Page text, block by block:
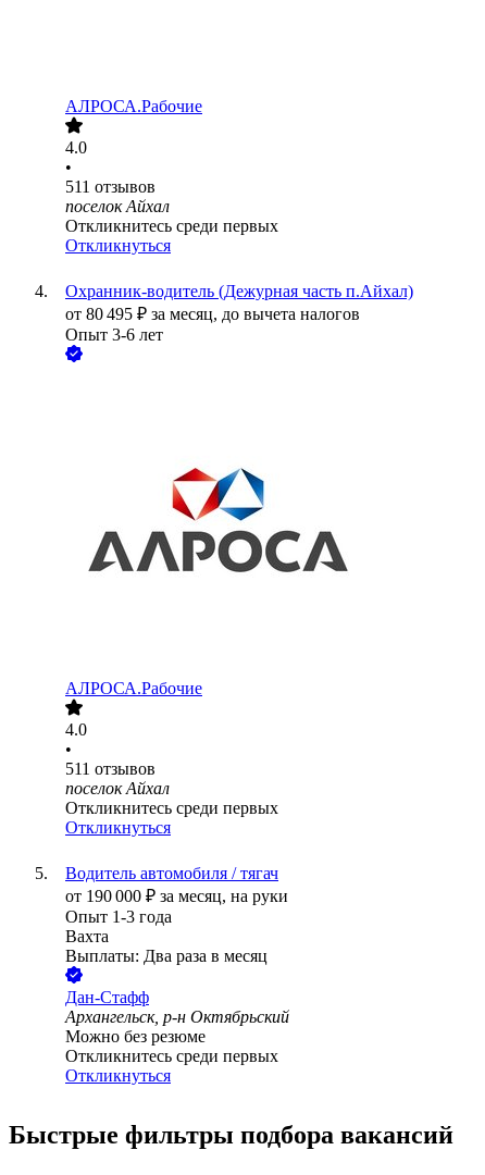
АЛРОСА.Рабочие
4.0
•
511 отзывов
поселок Айхал
Откликнитесь среди первых
Откликнуться
Охранник-водитель (Дежурная часть п.Айхал)
от 80 495 ₽ за месяц, до вычета налогов
Опыт 3-6 лет
АЛРОСА.Рабочие
4.0
•
511 отзывов
поселок Айхал
Откликнитесь среди первых
Откликнуться
Водитель автомобиля / тягач
от 190 000 ₽ за месяц, на руки
Опыт 1-3 года
Вахта
Выплаты: Два раза в месяц
Дан-Стафф
Архангельск, р-н Октябрьский
Можно без резюме
Откликнитесь среди первых
Откликнуться
Быстрые фильтры подбора вакансий